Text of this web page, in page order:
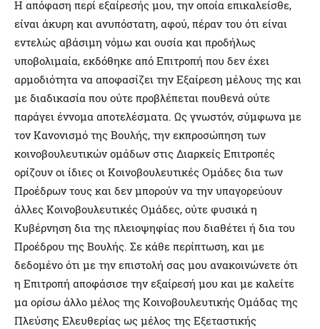
Η απόφαση περί εξαίρεσής μου, την οποία επικαλείσθε,
είναι άκυρη και ανυπόστατη, αφού, πέραν του ότι είναι
εντελώς αβάσιμη νόμω και ουσία και προδήλως
υποβολιμαία, εκδόθηκε από Επιτροπή που δεν έχει
αρμοδιότητα να αποφασίζει την Εξαίρεση μέλους της και
με διαδικασία που ούτε προβλέπεται πουθενά ούτε
παράγει έννομα αποτελέσματα. Ως γνωστόν, σύμφωνα με
τον Κανονισμό της Βουλής, την εκπροσώπηση των
κοινοβουλευτικών ομάδων στις Διαρκείς Επιτροπές
ορίζουν οι ίδιες οι Κοινοβουλευτικές Ομάδες δια των
Προέδρων τους και δεν μπορούν να την υπαγορεύουν
άλλες Κοινοβουλευτικές Ομάδες, ούτε φυσικά η
Κυβέρνηση δια της πλειοψηφίας που διαθέτει ή δια του
Προέδρου της Βουλής. Σε κάθε περίπτωση, και με
δεδομένο ότι με την επιστολή σας μου ανακοινώνετε ότι
η Επιτροπή αποφάσισε την εξαίρεσή μου και με καλείτε
μα ορίσω άλλο μέλος της Κοινοβουλευτικής Ομάδας της
Πλεύσης Ελευθερίας ως μέλος της Εξεταστικής